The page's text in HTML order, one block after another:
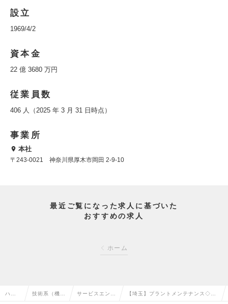
設立
1969/4/2
資本金
22 億 3680 万円
従業員数
406 人（2025 年 3 月 31 日時点）
事業所
本社
〒243-0021 神奈川県厚木市岡田 2-9-10
最近ご覧になった求人に基づいた
おすすめの求人
ホーム
ハイ 技術系（機 サービスエンジ 【埼玉】プラントメンテナンス◇経